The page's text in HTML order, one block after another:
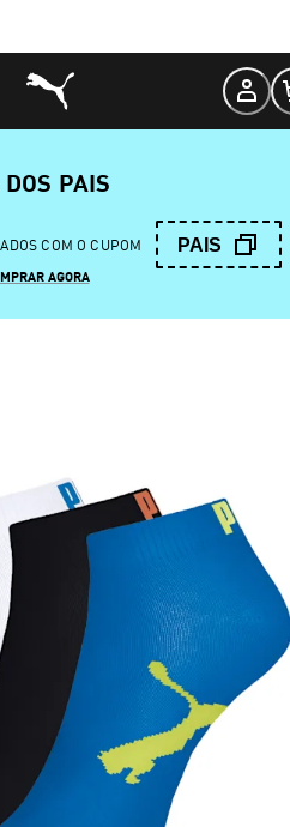
PAIS
COM O CUPOM PAIS
AGORA